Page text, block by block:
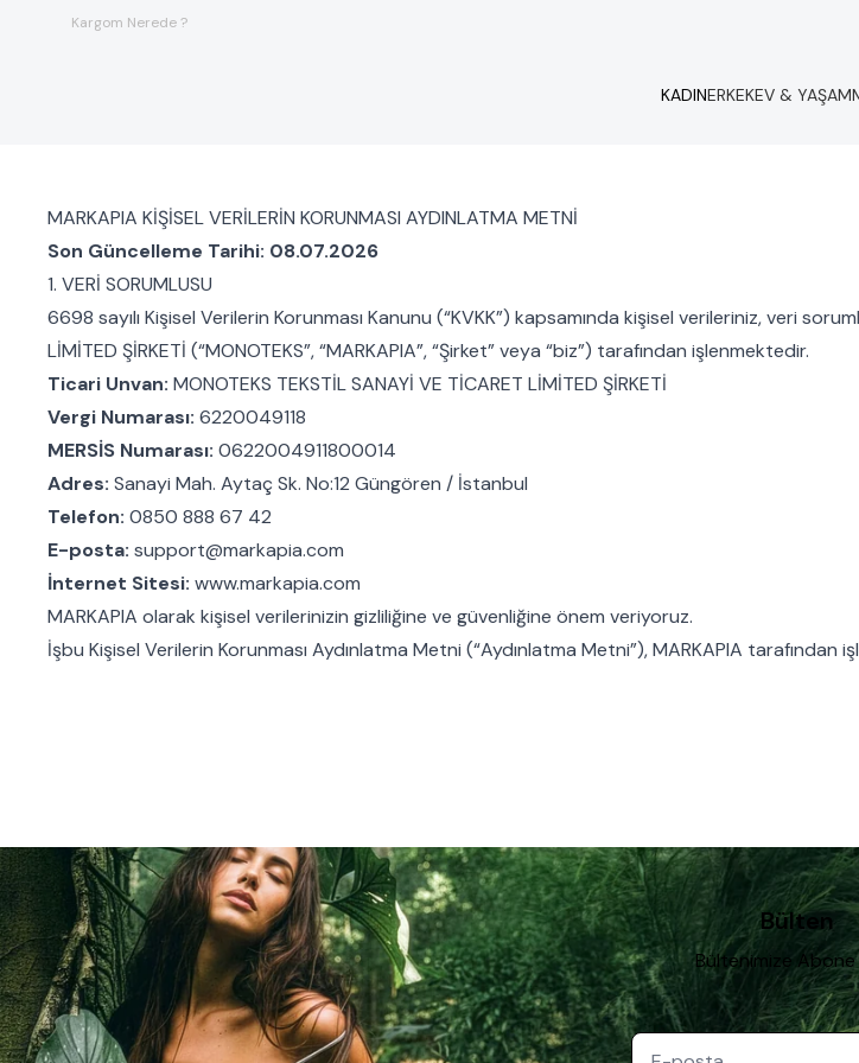
Kargom Nerede ?
KADINERKEKEV & YAŞAM
MARKAPIA KİŞİSEL VERİLERİN KORUNMASI AYDINLATMA METNİ
Son Güncelleme Tarihi: 08.07.2026
1. VERİ SORUMLUSU
6698 sayılı Kişisel Verilerin Korunması Kanunu (“KVKK”) kapsamında kişisel verileriniz, veri
LİMİTED ŞİRKETİ (“MONOTEKS”, “MARKAPIA”, “Şirket” veya “biz”) tarafından işlenmektedir.
Ticari Unvan: MONOTEKS TEKSTİL SANAYİ VE TİCARET LİMİTED ŞİRKETİ
Vergi Numarası: 6220049118
MERSİS Numarası: 0622004911800014
Adres: Sanayi Mah. Aytaç Sk. No:12 Güngören / İstanbul
Telefon: 0850 888 67 42
E-posta: support@markapia.com
İnternet Sitesi: www.markapia.com
MARKAPIA olarak kişisel verilerinizin gizliliğine ve güvenliğine önem veriyoruz.
İşbu Kişisel Verilerin Korunması Aydınlatma Metni (“Aydınlatma Metni”), MARKAPIA tarafından
hizmetlerin kullanılması kapsamında kişisel verilerinizin hangi amaçlarla, hangi yöntemlerle ve
Üye olmadan alışveriş yapan misafir müşterileri,
İnternet sitesi ve mobil uygulama ziyaretçilerini,
Ürün teslim edilecek kişileri,
Müşteri hizmetleriyle iletişime geçen kişileri,
Ürün yorumu ve değerlendirme yapan kullanıcıları,
Kampanya ve ticari elektronik ileti izinleri kapsamında iletişim kurulan kişileri,
Tedarikçi, iş ortağı ve hizmet sağlayıcılar ile bunların çalışan ve yetkililerini
Bülten
Bültenimize